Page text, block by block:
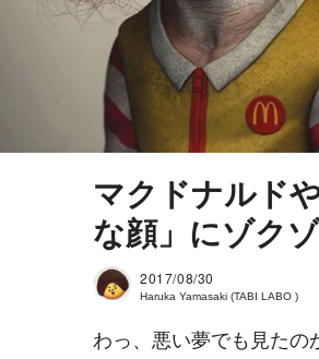
マクドナルド
な顔」にゾクゾ
2017/08/30
Haruka Yamasaki (TABI LABO )
わっ、悪い夢でも見た